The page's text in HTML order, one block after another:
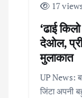
17
‘ढाई
देओल,
मुलाकात
UP News:
जिंटा अपनी